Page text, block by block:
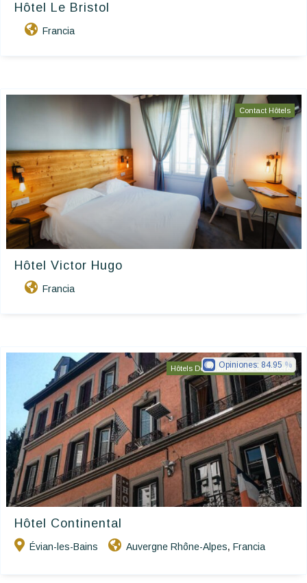
Hôtel Le Bristol
Francia
Contact Hôtels
Hôtel Victor Hugo
Francia
Hôtels De Charme & De Caractère
Hôtel Continental
Évian-les-Bains Auvergne Rhône-Alpes, Francia
Opiniones: 84.95